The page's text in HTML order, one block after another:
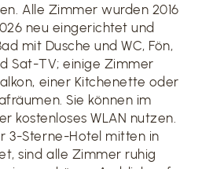
Alle Zimmer wurden 2016
neu eingerichtet und
mit Dusche und WC, Fön,
Sat-TV; einige Zimmer
einer Kitchenette oder
Sie können im
kostenloses WLAN nutzen.
3-Sterne-Hotel mitten in
sind alle Zimmer ruhig